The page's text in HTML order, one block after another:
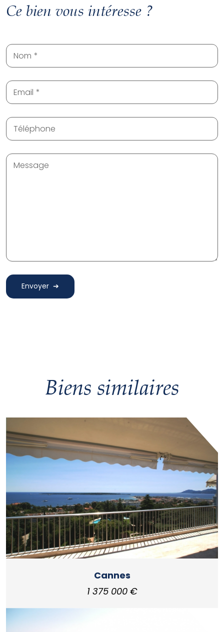
Ce bien vous intéresse ?
Nom
Email
Téléphone
Message
Envoyer
Biens similaires
Cannes
1 375 000 €